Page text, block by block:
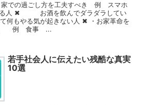
家での過ごし方を工夫すべき 例 スマホ
る人 ✖ お酒を飲んでダラダラしてい
やる気が起きない人 ✖ ・お家革命を
点 例 食事 ...
若手社会人に伝えたい残酷な真実
10選